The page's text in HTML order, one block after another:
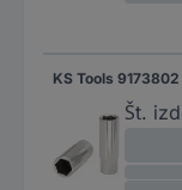
KS Tools
Št.